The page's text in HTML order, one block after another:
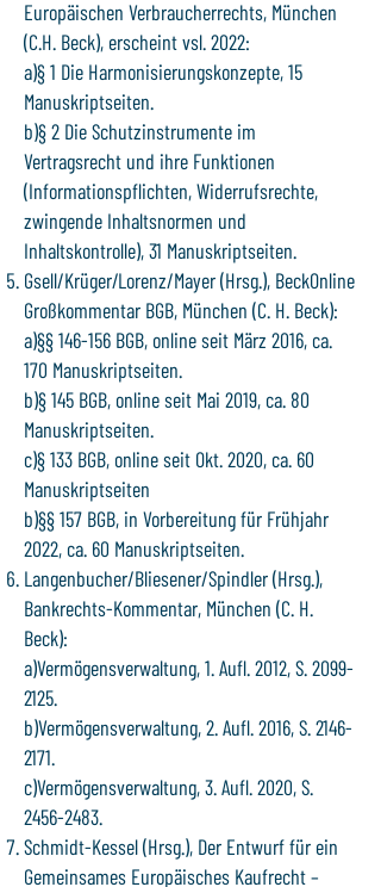
Europäischen Verbraucherrechts, München
(C.H. Beck), erscheint vsl. 2022:
a)§ 1 Die Harmonisierungskonzepte, 15
Manuskriptseiten.
b)§ 2 Die Schutzinstrumente im
Vertragsrecht und ihre Funktionen
(Informationspflichten, Widerrufsrechte,
zwingende Inhaltsnormen und
Inhaltskontrolle), 31 Manuskriptseiten.
Gsell/Krüger/Lorenz/Mayer (Hrsg.), BeckOnline
Großkommentar BGB, München (C. H. Beck):
a)§§ 146-156 BGB, online seit März 2016, ca.
170 Manuskriptseiten.
b)§ 145 BGB, online seit Mai 2019, ca. 80
Manuskriptseiten.
c)§ 133 BGB, online seit Okt. 2020, ca. 60
Manuskriptseiten
b)§§ 157 BGB, in Vorbereitung für Frühjahr
2022, ca. 60 Manuskriptseiten.
Langenbucher/Bliesener/Spindler (Hrsg.),
Bankrechts-Kommentar, München (C. H.
Beck):
a)Vermögensverwaltung, 1. Aufl. 2012, S. 2099-
2125.
b)Vermögensverwaltung, 2. Aufl. 2016, S. 2146-
2171.
c)Vermögensverwaltung, 3. Aufl. 2020, S.
2456-2483.
Schmidt-Kessel (Hrsg.), Der Entwurf für ein
Gemeinsames Europäisches Kaufrecht –